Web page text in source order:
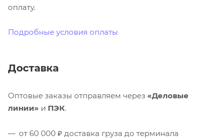
оплату.
Подробные условия оплаты
Доставка
Оптовые заказы отправляем через «Деловые
линии» и ПЭК.
от 60 000 ₽ доставка груза до терминала